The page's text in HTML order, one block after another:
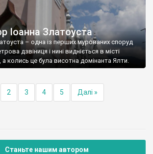
Іоанна Златоуста
– одна із перших мурованих споруд
дзвіниця і нині видніється в місті
а колись це була висотна домінанта Ялти.
2 3 4 5 Далі »
Станьте нашим автором